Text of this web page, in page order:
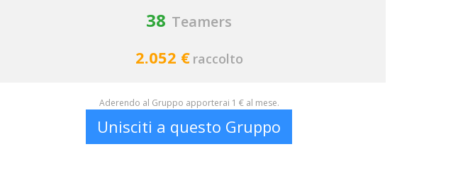
38 Teamers
2.052 € raccolto
Aderendo al Gruppo apporterai 1 € al mese.
Unisciti a questo Gruppo